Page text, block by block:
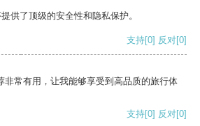
供了顶级的安全性和隐私保护。
支持[0] 反对[0]
非常有用，让我能够享受到高品质的旅行体
支持[0] 反对[0]